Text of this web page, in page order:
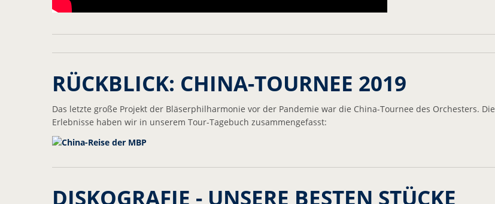
RÜCKBLICK: CHINA-TOURNEE 2019
Das letzte große Projekt der Bläserphilharmonie vor der Pandemie war die China-Tournee des Orchesters. Die
Erlebnisse haben wir in unserem Tour-Tagebuch zusammengefasst:
DISKOGRAFIE - UNSERE BESTEN STÜCKE